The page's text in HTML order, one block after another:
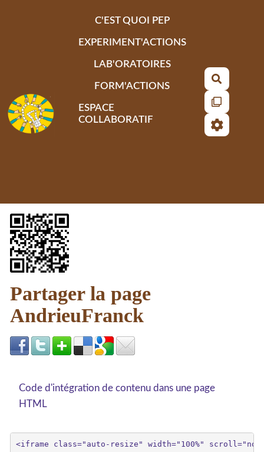
C'EST QUOI PEP
EXPERIMENT'ACTIONS
LAB'ORATOIRES
FORM'ACTIONS
ESPACE
COLLABORATIF
Partager la page
AndrieuFranck
Code d'intégration de contenu dans une page
HTML